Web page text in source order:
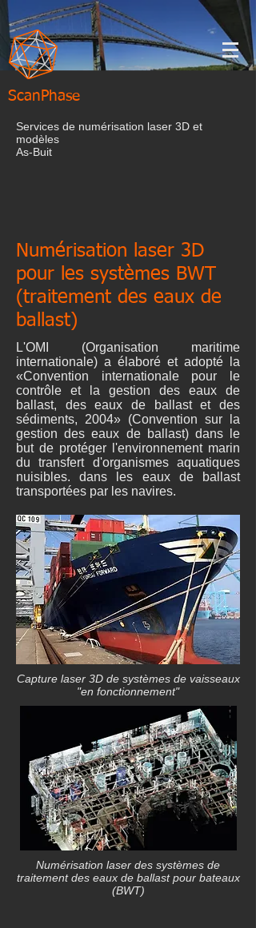
ScanPhase
Services de numérisation laser 3D et
modèles
As-Buit
Numérisation laser 3D
pour les systèmes BWT
(traitement des eaux de
ballast)
L'OMI (Organisation maritime
internationale) a élaboré et adopté la
«Convention internationale pour le
contrôle et la gestion des eaux de
ballast, des eaux de ballast et des
sédiments, 2004» (Convention sur la
gestion des eaux de ballast) dans le
but de protéger l'environnement marin
du transfert d'organismes aquatiques
nuisibles. dans les eaux de ballast
transportées par les navires.
Capture laser 3D de systèmes de vaisseaux
"en fonctionnement"
Numérisation laser des systèmes de
traitement des eaux de ballast pour bateaux
(BWT)